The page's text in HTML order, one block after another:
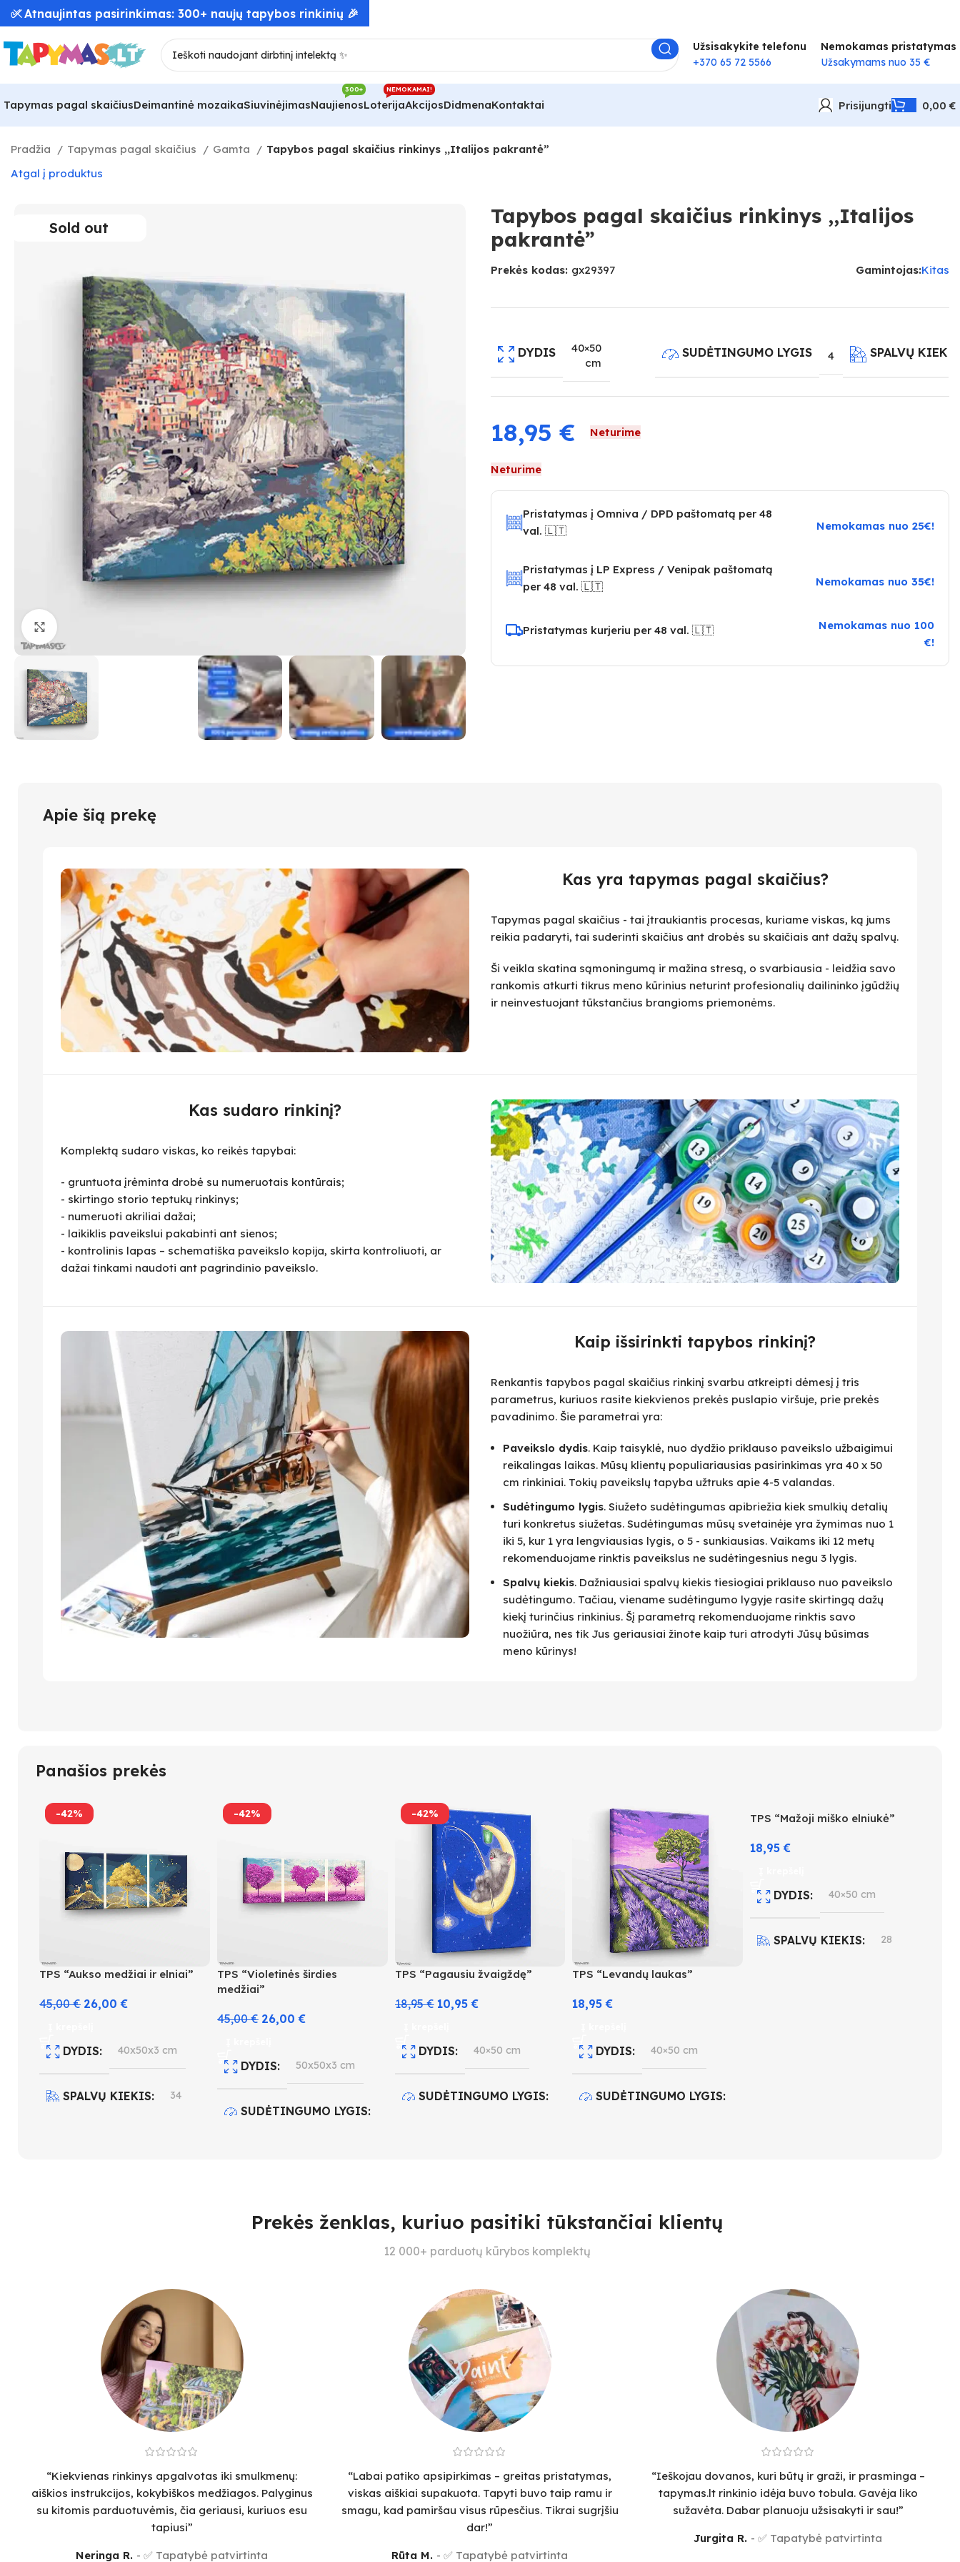
Užsisakykite telefonu
+370 65 72 5566
Nemokamas pristatymas
Užsakymams nuo 35 €
Tapymas pagal skaičiusDeimantinė mozaikaSiuvinėjimasNaujienos
300+
Loterija
NEMOKAMAI!
AkcijosDidmenaKontaktai Prisijungti 0,00€
Pradžia Tapymas pagal skaičius Gamta
Tapybos pagal skaičius rinkinys ,,Italijos pakrantė”
Atgal į produktus
Sold out
Tapybos pagal skaičius rinkinys ,,Italijos
pakrantė”
Prekės kodas: gx29397 Gamintojas:Kitas
DYDIS
40×50
cm
SUDĖTINGUMO LYGIS 4 SPALVŲ KIEKIS
18,95 € Neturime
Neturime
Pristatymas į Omniva / DPD paštomatą per 48
val. 🇱🇹
Nemokamas nuo 25€!
Pristatymas į LP Express / Venipak paštomatą
per 48 val. 🇱🇹
Nemokamas nuo 35€!
Pristatymas kurjeriu per 48 val. 🇱🇹
Nemokamas nuo 100
€!
Apie šią prekę
Kas yra tapymas pagal skaičius?
Tapymas pagal skaičius - tai įtraukiantis procesas, kuriame viskas, ką jums
reikia padaryti, tai suderinti skaičius ant drobės su skaičiais ant dažų spalvų.
Ši veikla skatina sąmoningumą ir mažina stresą, o svarbiausia - leidžia savo
rankomis atkurti tikrus meno kūrinius neturint profesionalių dailininko įgūdžių
ir neinvestuojant tūkstančius brangioms priemonėms.
Kas sudaro rinkinį?
Komplektą sudaro viskas, ko reikės tapybai:
- gruntuota įrėminta drobė su numeruotais kontūrais;
- skirtingo storio teptukų rinkinys;
- numeruoti akriliai dažai;
- laikiklis paveikslui pakabinti ant sienos;
- kontrolinis lapas – schematiška paveikslo kopija, skirta kontroliuoti, ar
dažai tinkami naudoti ant pagrindinio paveikslo.
Kaip išsirinkti tapybos rinkinį?
Renkantis tapybos pagal skaičius rinkinį svarbu atkreipti dėmesį į tris
parametrus, kuriuos rasite kiekvienos prekės puslapio viršuje, prie prekės
pavadinimo. Šie parametrai yra:
Paveikslo dydis. Kaip taisyklė, nuo dydžio priklauso paveikslo užbaigimui
reikalingas laikas. Mūsų klientų populiariausias pasirinkimas yra 40 x 50
cm rinkiniai. Tokių paveikslų tapyba užtruks apie 4-5 valandas.
Sudėtingumo lygis. Siužeto sudėtingumas apibriežia kiek smulkių detalių
turi konkretus siužetas. Sudėtingumas mūsų svetainėje yra žymimas nuo 1
iki 5, kur 1 yra lengviausias lygis, o 5 - sunkiausias. Vaikams iki 12 metų
rekomenduojame rinktis paveikslus ne sudėtingesnius negu 3 lygis.
Spalvų kiekis. Dažniausiai spalvų kiekis tiesiogiai priklauso nuo paveikslo
sudėtingumo. Tačiau, viename sudėtingumo lygyje rasite skirtingą dažų
kiekį turinčius rinkinius. Šį parametrą rekomenduojame rinktis savo
nuožiūra, nes tik Jus geriausiai žinote kaip turi atrodyti Jūsų būsimas
meno kūrinys!
Panašios prekės
-42%
TPS “Aukso medžiai ir elniai”
45,00€ 26,00€
DYDIS 40x50x3 cm
SPALVŲ KIEKIS 34
-42%
TPS “Violetinės širdies
medžiai”
45,00€ 26,00€
DYDIS 50x50x3 cm
SUDĖTINGUMO LYGIS
-42%
TPS “Pagausiu žvaigždę”
18,95€ 10,95€
DYDIS 40×50 cm
SUDĖTINGUMO LYGIS
TPS “Levandų laukas”
18,95€
DYDIS 40×50 cm
SUDĖTINGUMO LYGIS
TPS “Mažoji miško elniukė”
18,95€
DYDIS 40×50 cm
SPALVŲ KIEKIS 28
Prekės ženklas, kuriuo pasitiki tūkstančiai klientų
12 000+ parduotų kūrybos komplektų
“Kiekvienas rinkinys apgalvotas iki smulkmenų:
aiškios instrukcijos, kokybiškos medžiagos. Palyginus
su kitomis parduotuvėmis, čia geriausi, kuriuos esu
tapiusi”
Neringa R. ✅ Tapatybė patvirtinta
“Labai patiko apsipirkimas – greitas pristatymas,
viskas aiškiai supakuota. Tapyti buvo taip ramu ir
smagu, kad pamiršau visus rūpesčius. Tikrai sugrįšiu
dar!”
Rūta M. ✅ Tapatybė patvirtinta
“Ieškojau dovanos, kuri būtų ir graži, ir prasminga –
tapymas.lt rinkinio idėja buvo tobula. Gavėja liko
sužavėta. Dabar planuoju užsisakyti ir sau!”
Jurgita R. ✅ Tapatybė patvirtinta
📦 Greitas užsakymų pristatymas – iki 48 val! 🚚